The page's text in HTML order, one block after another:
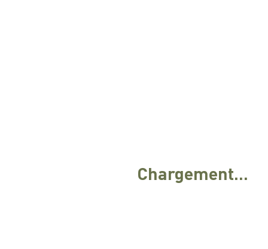
Chargement...